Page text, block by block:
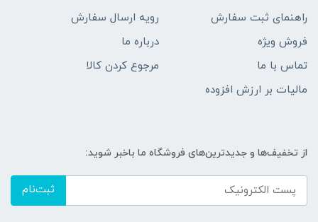
راهنمای ثبت سفارش
رویه ارسال سفارش
فروش ویژه
درباره ما
تماس با ما
مرجوع کردن کالا
مالیات بر ارزش افزوده
از تخفیف‌ها و جدیدترین‌های فروشگاه ما باخبر شوید:
ثبت‌نام